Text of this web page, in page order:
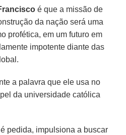
é que a missão de
da nação será uma
profética, em um futuro em
impotente diante das
a palavra que ele usa no
da universidade católica
pedida, impulsiona a buscar